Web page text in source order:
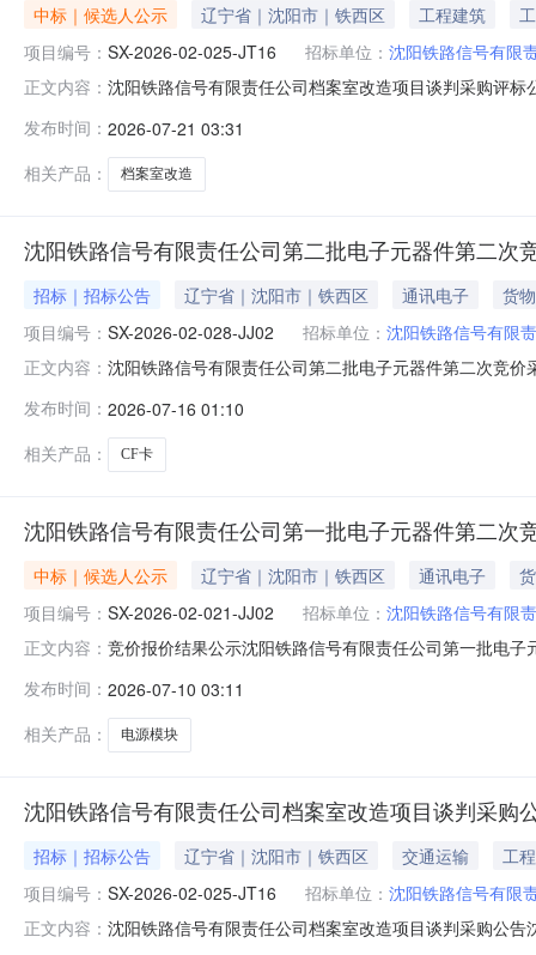
中标｜候选人公示 辽宁省｜沈阳市｜铁西区 工程建筑
项目编号： SX-2026-02-025-JT16 招标单位： 沈阳铁路信号有限
正文内容： 沈阳铁路信号有限责任公司档案室改造项目谈判采购评
造鸿城盛都建工有限公司101包档案室改造辽宁大班建筑
期内以书面
发布时间： 2026-07-21 03:31
相关产品：
档案室改造
沈阳铁路信号有限责任公司第二批电子元器件第二次
招标｜招标公告 辽宁省｜沈阳市｜铁西区 通讯电子
货物
项目编号： SX-2026-02-028-JJ02 招标单位： 沈阳铁路信号有限
正文内容： 沈阳铁路信号有限责任公司第二批电子元器件第二次竞
批电子元器件第二次竞价采购1.2采购人：沈阳铁路信号
资金。1.5采
发布时间： 2026-07-16 01:10
相关产品：
CF卡
沈阳铁路信号有限责任公司第一批电子元器件第二次
中标｜候选人公示 辽宁省｜沈阳市｜铁西区 通讯电子
项目编号： SX-2026-02-021-JJ02 招标单位： 沈阳铁路信号有限
正文内容： 竞价报价结果公示沈阳铁路信号有限责任公司第一批电
名公示，采购人会按照竞价公告要求进行定标。供应商
内容：①异
发布时间： 2026-07-10 03:11
相关产品：
电源模块
沈阳铁路信号有限责任公司档案室改造项目谈判采购
招标｜招标公告 辽宁省｜沈阳市｜铁西区 交通运输
工程
项目编号： SX-2026-02-025-JT16 招标单位： 沈阳铁路信号有限
正文内容： 沈阳铁路信号有限责任公司档案室改造项目谈判采购公